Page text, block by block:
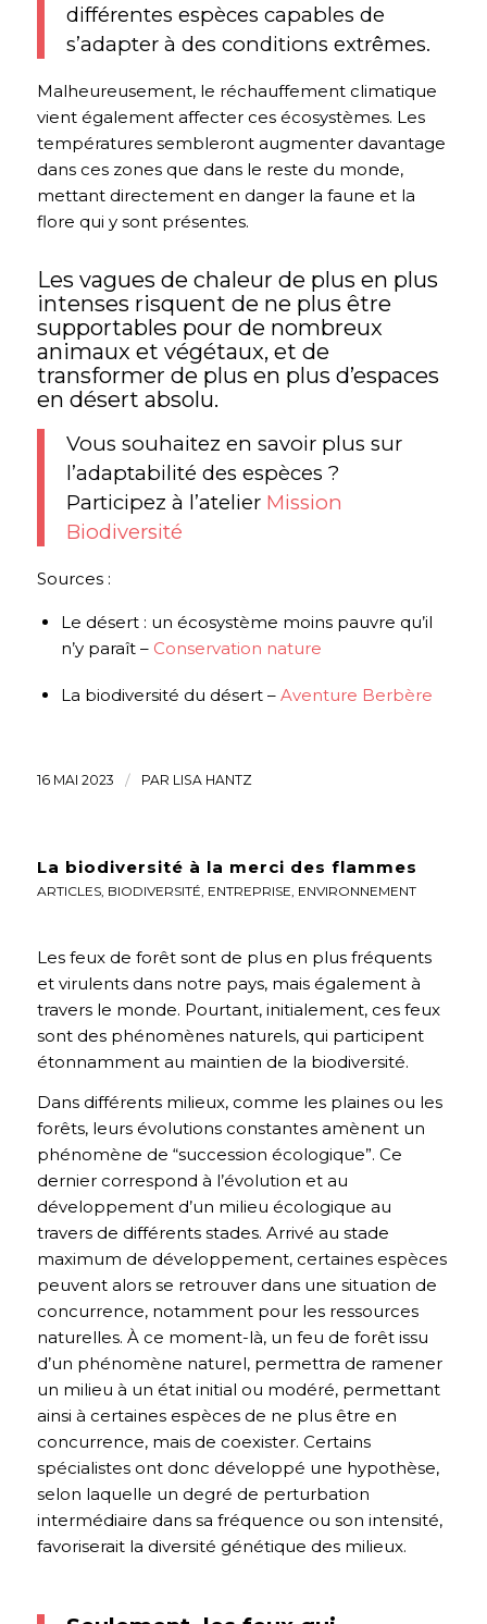
différentes espèces capables de
s’adapter à des conditions extrêmes.
Malheureusement, le réchauffement climatique
vient également affecter ces écosystèmes. Les
températures sembleront augmenter davantage
dans ces zones que dans le reste du monde,
mettant directement en danger la faune et la
flore qui y sont présentes.
Les vagues de chaleur de plus en plus
intenses risquent de ne plus être
supportables pour de nombreux
animaux et végétaux, et de
transformer de plus en plus d’espaces
en désert absolu.
Vous souhaitez en savoir plus sur
l’adaptabilité des espèces ?
Participez à l’atelier Mission
Biodiversité
Sources :
Le désert : un écosystème moins pauvre qu’il
n’y paraît – Conservation nature
La biodiversité du désert – Aventure Berbère
16 MAI 2023 / PAR LISA HANTZ
La biodiversité à la merci des flammes
ARTICLES, BIODIVERSITÉ ENTREPRISE ENVIRONNEMENT
Les feux de forêt sont de plus en plus fréquents
et virulents dans notre pays, mais également à
travers le monde. Pourtant, initialement, ces feux
sont des phénomènes naturels, qui participent
étonnamment au maintien de la biodiversité.
Dans différents milieux, comme les plaines ou les
forêts, leurs évolutions constantes amènent un
phénomène de “succession écologique”. Ce
dernier correspond à l’évolution et au
développement d’un milieu écologique au
travers de différents stades. Arrivé au stade
maximum de développement, certaines espèces
peuvent alors se retrouver dans une situation de
concurrence, notamment pour les ressources
naturelles. À ce moment-là, un feu de forêt issu
d’un phénomène naturel, permettra de ramener
un milieu à un état initial ou modéré, permettant
ainsi à certaines espèces de ne plus être en
concurrence, mais de coexister. Certains
spécialistes ont donc développé une hypothèse,
selon laquelle un degré de perturbation
intermédiaire dans sa fréquence ou son intensité,
favoriserait la diversité génétique des milieux.